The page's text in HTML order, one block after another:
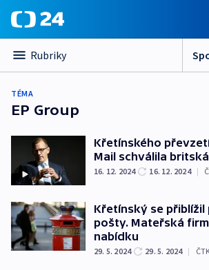
Rubriky
TÉMA
EP Group
Křetínského
Mail schválila
16. 12. 2024 16. 12. 2024 |
Křetínský se
pošty. Mateřská
nabídku
29. 5. 2024 29. 5. 2024 | ČTK